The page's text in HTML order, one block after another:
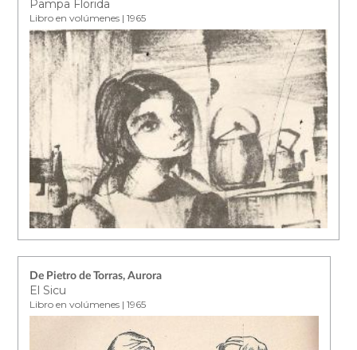
Pampa Florida
Libro en volúmenes | 1965
De Pietro de Torras, Aurora
El Sicu
Libro en volúmenes | 1965